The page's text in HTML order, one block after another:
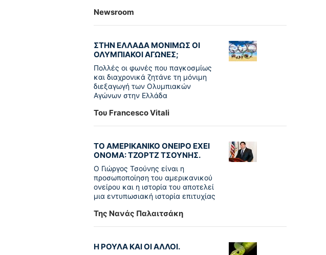
Newsroom
ΣΤΗΝ ΕΛΛΑΔΑ ΜΟΝΙΜΩΣ ΟΙ
ΟΛΥΜΠΙΑΚΟΙ ΑΓΩΝΕΣ;
Πολλές οι φωνές που παγκοσμίως
και διαχρονικά ζητάνε τη μόνιμη
διεξαγωγή των Ολυμπιακών
Αγώνων στην Ελλάδα
Του Francesco Vitali
ΤΟ ΑΜΕΡΙΚΑΝΙΚΟ ΟΝΕΙΡΟ ΕΧΕΙ
ΟΝΟΜΑ: ΤΖΟΡΤΖ ΤΣΟΥΝΗΣ.
Ο Γιώργος Τσούνης είναι η
προσωποποίηση του αμερικανικού
ονείρου και η ιστορία του αποτελεί
μια εντυπωσιακή ιστορία επιτυχίας
Της Νανάς Παλαιτσάκη
Η ΡΟΥΛΑ ΚΑΙ ΟΙ ΑΛΛΟΙ.